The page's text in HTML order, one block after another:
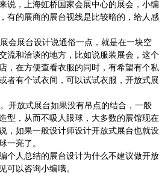
说，上海虹桥国家会展中心的展会，小编
有的展商的展台视线是比较暗的，给人感
展台设计说通俗一点，就是在一块空
流和洽谈的地方，比如说服装展会，这个
，在方便查看衣服的同时，有希望有个私
者有个试衣间，可以试试衣服，开放式展
放式展台如果没有吊点的结合，一般
型，从而不吸人眼球，大多数的展馆现在
，如果一般设计师设计开放式展台也就设
一亮了。
人总结的展台设计为什么不建议做开放
可以咨询小编哦。